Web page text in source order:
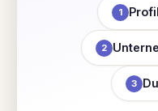
1
2
3